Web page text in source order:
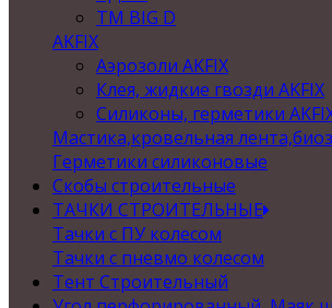
TM BIG D
AKFIX
Аэрозоли AKFIX
Клея, жидкие гвозди AKFIX
Силиконы, герметики
Мастика,кровельная
Герметики силиконовые
Скобы строительные
ТАЧКИ СТРОИТЕЛЬНЫЕ
Тачки с ПУ колесом
Тачки с пневмо колесом
Тент Строительный